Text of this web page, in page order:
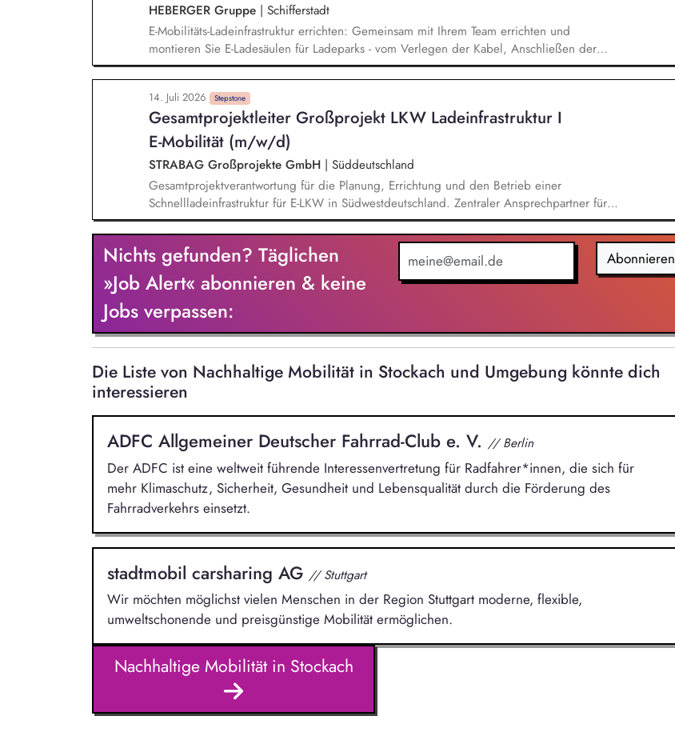
HEBERGER Gruppe | Schifferstadt
E-Mobilitäts-Ladeinfrastruktur errichten: Gemeinsam mit Ihrem Team errichten und
montieren Sie E-Ladesäulen für Ladeparks - vom Verlegen der Kabel, Anschließen der
Ladesäulen bis zur Inbetriebnahme. Qualität und Arbeitssicherheit: Dabei achten Sie auf
die Einhaltung und Dokumentation von Sicherheits- und Qualitätsstandards.
14. Juli 2026 Stepstone
Gesamtprojektleiter Großprojekt LKW Ladeinfrastruktur I
E-Mobilität (m/w/d)
STRABAG Großprojekte GmbH | Süddeutschland
Gesamtprojektverantwortung für die Planung, Errichtung und den Betrieb einer
Schnellladeinfrastruktur für E-LKW in Südwestdeutschland. Zentraler Ansprechpartner für
den Auftraggeber, Behörden, Netzbetreiber und weitere externe Stakeholder. Führung
und Koordination des interdisziplinären Projektteams. Aufbau und Umsetzung einer
effizienten Projektorganisation sowie Einhaltung von Terminen, Kosten, Qualität und
Leistungsumfang. Verantwortung für die Umsetzung des wirtschaftlichen, sicheren und
nachhaltigen Betriebs der Ladeinfrastruktur sowie Transfer des Projekts in den
Regelbetrieb.
Nichts gefunden? Täglichen
»Job Alert« abonnieren & keine
Jobs verpassen:
Abonnieren
Die Liste von Nachhaltige Mobilität in Stockach und Umgebung könnte dich
interessieren
ADFC Allgemeiner Deutscher Fahrrad-Club e. V. // Berlin
Der ADFC ist eine weltweit führende Interessenvertretung für Radfahrer*innen, die sich für
mehr Klimaschutz, Sicherheit, Gesundheit und Lebensqualität durch die Förderung des
Fahrradverkehrs einsetzt.
stadtmobil carsharing AG // Stuttgart
Wir möchten möglichst vielen Menschen in der Region Stuttgart moderne, flexible,
umweltschonende und preisgünstige Mobilität ermöglichen.
Nachhaltige Mobilität in Stockach